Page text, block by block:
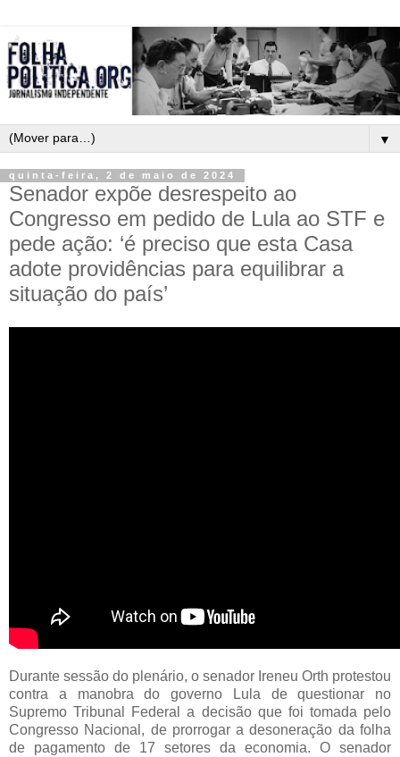
▼
quinta-feira, 2 de maio de 2024
Senador expõe desrespeito ao
Congresso em pedido de Lula ao STF e
pede ação: ‘é preciso que esta Casa
adote providências para equilibrar a
situação do país’
Durante sessão do plenário, o senador Ireneu Orth protestou
contra a manobra do governo Lula de questionar no
Supremo Tribunal Federal a decisão que foi tomada pelo
Congresso Nacional, de prorrogar a desoneração da folha
de pagamento de 17 setores da economia. O senador